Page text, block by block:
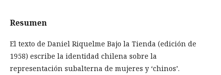
Resumen
El texto de Daniel Riquelme Bajo la Tienda (edición de
1958) escribe la identidad chilena sobre la
representación subalterna de mujeres y ‘chinos’.